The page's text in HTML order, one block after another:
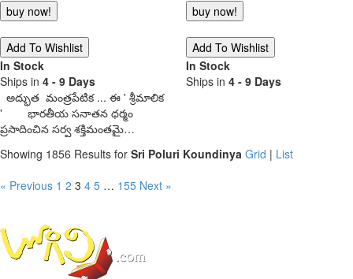
In Stock
Ships in 4 - 9 Days
అద్భుత మంత్రపేటిక ... ఈ ' శ్రీమాలిక
' భారతీయ సనాతన ధర్మం
ప్రసాదించిన సర్వ శక్తిమంతమై…
In Stock
Ships in 4 - 9 Days
Showing 1856 Results for Sri Poluri Koundinya Grid | List
« Previous 1 2 3 4 5 … 155 Next »